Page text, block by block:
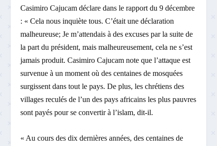
Casimiro Cajucam déclare dans le rapport du 9 décembre
: « Cela nous inquiète tous. C’était une déclaration
malheureuse; Je m’attendais à des excuses par la suite de
la part du président, mais malheureusement, cela ne s’est
jamais produit. Casimiro Cajucam note que l’attaque est
survenue à un moment où des centaines de mosquées
surgissent dans tout le pays. De plus, les chrétiens des
villages reculés de l’un des pays africains les plus pauvres
sont payés pour se convertir à l’islam, dit-il.
« Au cours des dix dernières années, des centaines de